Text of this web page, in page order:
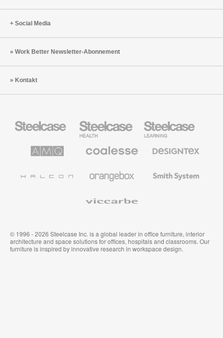
Social Media
Work Better Newsletter-Abonnement
Kontakt
Büromöbel
Health
Education
Möbel
Solutions
Büromöbel
Textilien
System
© 1996 - 2026 Steelcase Inc. is a global leader in office furniture, interior
architecture and space solutions for offices, hospitals and classrooms. Our
furniture is inspired by innovative research in workspace design.